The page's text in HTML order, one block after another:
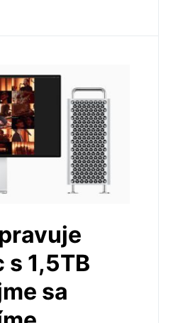
s 1,5TB
sa